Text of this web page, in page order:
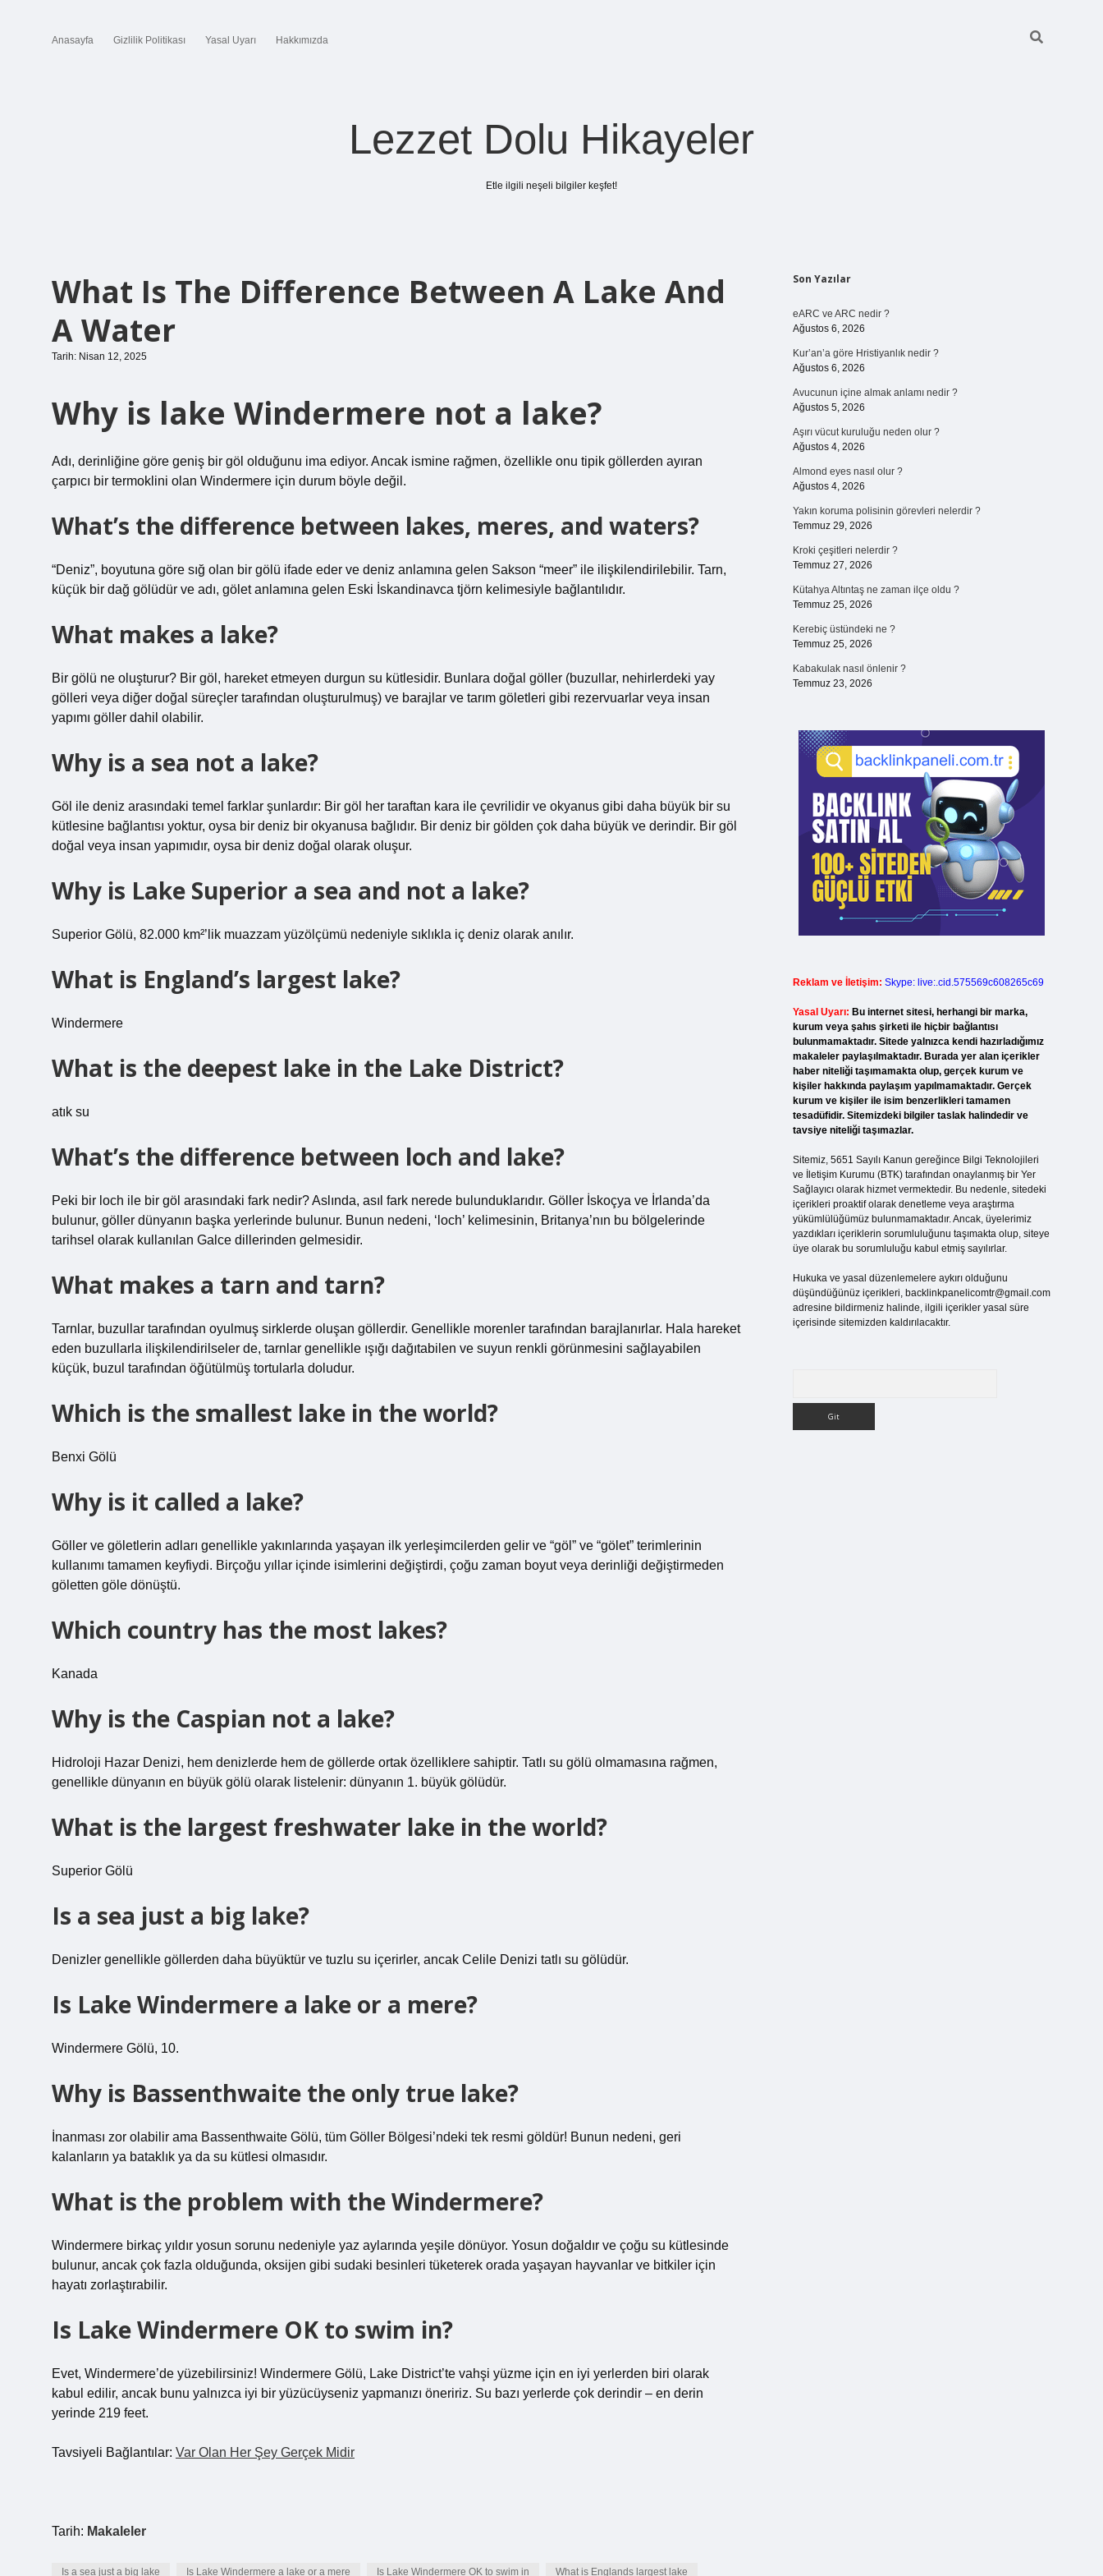
Anasayfa Gizlilik Politikası Yasal Uyarı Hakkımızda
Lezzet Dolu Hikayeler
Etle ilgili neşeli bilgiler keşfet!
What Is The Difference Between A Lake And
A Water
Tarih: Nisan 12, 2025
Why is lake Windermere not a lake?
Adı, derinliğine göre geniş bir göl olduğunu ima ediyor. Ancak ismine rağmen, özellikle onu tipik göllerden ayıran
çarpıcı bir termoklini olan Windermere için durum böyle değil.
What’s the difference between lakes, meres, and waters?
“Deniz”, boyutuna göre sığ olan bir gölü ifade eder ve deniz anlamına gelen Sakson “meer” ile ilişkilendirilebilir. Tarn,
küçük bir dağ gölüdür ve adı, gölet anlamına gelen Eski İskandinavca tjörn kelimesiyle bağlantılıdır.
What makes a lake?
Bir gölü ne oluşturur? Bir göl, hareket etmeyen durgun su kütlesidir. Bunlara doğal göller (buzullar, nehirlerdeki yay
gölleri veya diğer doğal süreçler tarafından oluşturulmuş) ve barajlar ve tarım göletleri gibi rezervuarlar veya insan
yapımı göller dahil olabilir.
Why is a sea not a lake?
Göl ile deniz arasındaki temel farklar şunlardır: Bir göl her taraftan kara ile çevrilidir ve okyanus gibi daha büyük bir su
kütlesine bağlantısı yoktur, oysa bir deniz bir okyanusa bağlıdır. Bir deniz bir gölden çok daha büyük ve derindir. Bir göl
doğal veya insan yapımıdır, oysa bir deniz doğal olarak oluşur.
Why is Lake Superior a sea and not a lake?
Superior Gölü, 82.000 km²’lik muazzam yüzölçümü nedeniyle sıklıkla iç deniz olarak anılır.
What is England’s largest lake?
Windermere
What is the deepest lake in the Lake District?
atık su
What’s the difference between loch and lake?
Peki bir loch ile bir göl arasındaki fark nedir? Aslında, asıl fark nerede bulunduklarıdır. Göller İskoçya ve İrlanda’da
bulunur, göller dünyanın başka yerlerinde bulunur. Bunun nedeni, ‘loch’ kelimesinin, Britanya’nın bu bölgelerinde
tarihsel olarak kullanılan Galce dillerinden gelmesidir.
What makes a tarn and tarn?
Tarnlar, buzullar tarafından oyulmuş sirklerde oluşan göllerdir. Genellikle morenler tarafından barajlanırlar. Hala hareket
eden buzullarla ilişkilendirilseler de, tarnlar genellikle ışığı dağıtabilen ve suyun renkli görünmesini sağlayabilen
küçük, buzul tarafından öğütülmüş tortularla doludur.
Which is the smallest lake in the world?
Benxi Gölü
Why is it called a lake?
Göller ve göletlerin adları genellikle yakınlarında yaşayan ilk yerleşimcilerden gelir ve “göl” ve “gölet” terimlerinin
kullanımı tamamen keyfiydi. Birçoğu yıllar içinde isimlerini değiştirdi, çoğu zaman boyut veya derinliği değiştirmeden
göletten göle dönüştü.
Which country has the most lakes?
Kanada
Why is the Caspian not a lake?
Hidroloji Hazar Denizi, hem denizlerde hem de göllerde ortak özelliklere sahiptir. Tatlı su gölü olmamasına rağmen,
genellikle dünyanın en büyük gölü olarak listelenir: dünyanın 1. büyük gölüdür.
What is the largest freshwater lake in the world?
Superior Gölü
Is a sea just a big lake?
Denizler genellikle göllerden daha büyüktür ve tuzlu su içerirler, ancak Celile Denizi tatlı su gölüdür.
Is Lake Windermere a lake or a mere?
Windermere Gölü, 10.
Why is Bassenthwaite the only true lake?
İnanması zor olabilir ama Bassenthwaite Gölü, tüm Göller Bölgesi’ndeki tek resmi göldür! Bunun nedeni, geri
kalanların ya bataklık ya da su kütlesi olmasıdır.
What is the problem with the Windermere?
Windermere birkaç yıldır yosun sorunu nedeniyle yaz aylarında yeşile dönüyor. Yosun doğaldır ve çoğu su kütlesinde
bulunur, ancak çok fazla olduğunda, oksijen gibi sudaki besinleri tüketerek orada yaşayan hayvanlar ve bitkiler için
hayatı zorlaştırabilir.
Is Lake Windermere OK to swim in?
Evet, Windermere’de yüzebilirsiniz! Windermere Gölü, Lake District’te vahşi yüzme için en iyi yerlerden biri olarak
kabul edilir, ancak bunu yalnızca iyi bir yüzücüyseniz yapmanızı öneririz. Su bazı yerlerde çok derindir – en derin
yerinde 219 feet.
Tavsiyeli Bağlantılar: Var Olan Her Şey Gerçek Midir
Tarih: Makaleler
Is a sea just a big lake Is Lake Windermere a lake or a mere Is Lake Windermere OK to swim in What is Englands largest lake
Sidebar
Son Yazılar
eARC ve ARC nedir ?
Ağustos 6, 2026
Kur’an’a göre Hristiyanlık nedir ?
Ağustos 6, 2026
Avucunun içine almak anlamı nedir ?
Ağustos 5, 2026
Aşırı vücut kuruluğu neden olur ?
Ağustos 4, 2026
Almond eyes nasıl olur ?
Ağustos 4, 2026
Yakın koruma polisinin görevleri nelerdir ?
Temmuz 29, 2026
Kroki çeşitleri nelerdir ?
Temmuz 27, 2026
Kütahya Altıntaş ne zaman ilçe oldu ?
Temmuz 25, 2026
Kerebiç üstündeki ne ?
Temmuz 25, 2026
Kabakulak nasıl önlenir ?
Temmuz 23, 2026
Reklam ve İletişim: Skype: live:.cid.575569c608265c69
Yasal Uyarı: Bu internet sitesi, herhangi bir marka,
kurum veya şahıs şirketi ile hiçbir bağlantısı
bulunmamaktadır. Sitede yalnızca kendi hazırladığımız
makaleler paylaşılmaktadır. Burada yer alan içerikler
haber niteliği taşımamakta olup, gerçek kurum ve
kişiler hakkında paylaşım yapılmamaktadır. Gerçek
kurum ve kişiler ile isim benzerlikleri tamamen
tesadüfidir. Sitemizdeki bilgiler taslak halindedir ve
tavsiye niteliği taşımazlar.
Sitemiz, 5651 Sayılı Kanun gereğince Bilgi Teknolojileri
ve İletişim Kurumu (BTK) tarafından onaylanmış bir Yer
Sağlayıcı olarak hizmet vermektedir. Bu nedenle, sitedeki
içerikleri proaktif olarak denetleme veya araştırma
yükümlülüğümüz bulunmamaktadır. Ancak, üyelerimiz
yazdıkları içeriklerin sorumluluğunu taşımakta olup, siteye
üye olarak bu sorumluluğu kabul etmiş sayılırlar.
Hukuka ve yasal düzenlemelere aykırı olduğunu
düşündüğünüz içerikleri, backlinkpanelicomtr@gmail.com
adresine bildirmeniz halinde, ilgili içerikler yasal süre
içerisinde sitemizden kaldırılacaktır.